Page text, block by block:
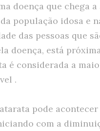
doença que chega
população idosa e
das pessoas que
doença, está
é considerada a
.
pode
com a